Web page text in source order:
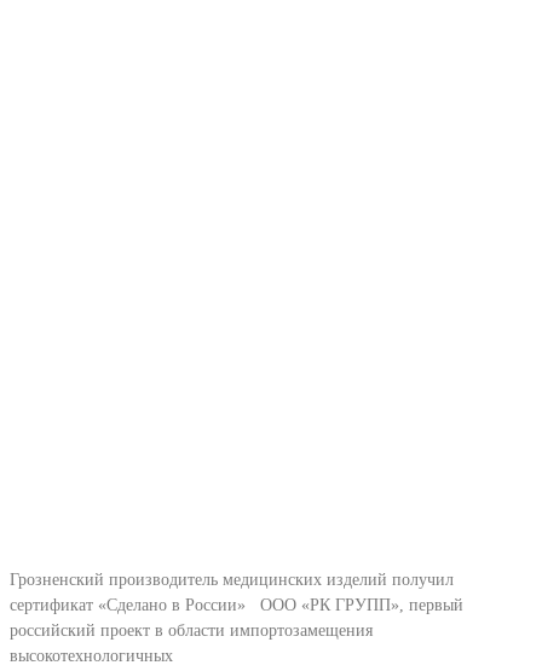
Грозненский производитель медицинских изделий получил
сертификат «Сделано в России» ООО «РК ГРУПП», первый
российский проект в области импортозамещения
высокотехнологичных